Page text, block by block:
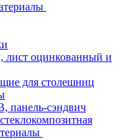
лист оцинкованный и
для столешниц
панель-сэндвич